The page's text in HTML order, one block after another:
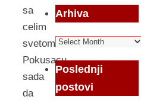
sa
celim
svetom.
Pokusacu
sada
da
Arhiva
Arhiva
Poslednji
postovi